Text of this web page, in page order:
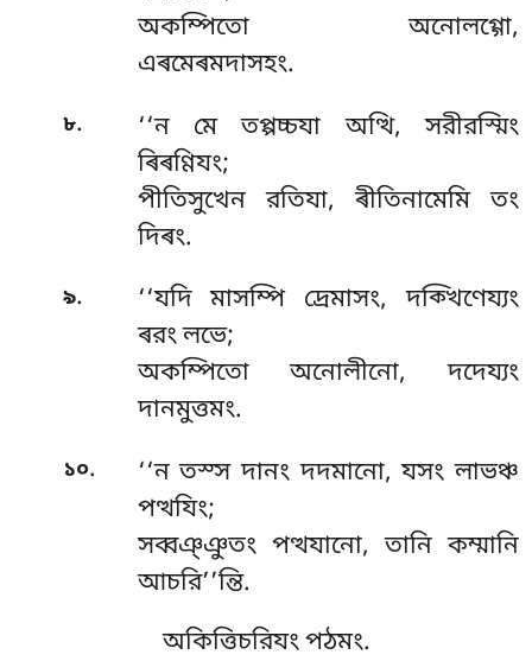
অকম্পিতো অনোলগ্গো,
এৰমেৰমদাসহং.
৮. ‘‘ন মে তপ্পচ্চযা অত্থি, সরীরস্মিং
ৰিৰণ্ণিযং;
পীতিসুখেন রতিযা, ৰীতিনামেমি তং
দিৰং.
৯.
‘‘যদি মাসম্পি দ্ৰেমাসং, দক্খিণেয্যং
ৰরং লভে;
অকম্পিতো অনোলীনো, দদেয্যং
দানমুত্তমং.
১০.
‘‘ন তস্স দানং দদমানো, যসং লাভঞ্চ
পত্থযিং;
সব্বঞ্ঞুতং পত্থযানো, তানি কম্মানি
আচরি’’ন্তি.
অকিত্তিচরিযং পঠমং.